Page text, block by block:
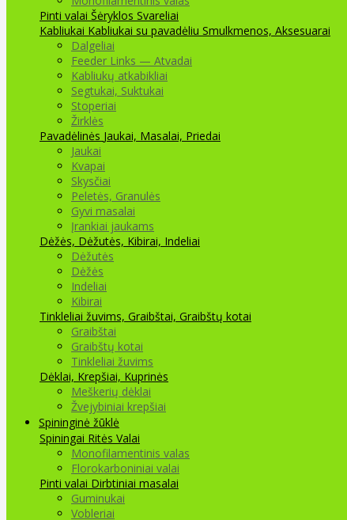
Pinti valai Šėryklos Svareliai
Kabliukai Kabliukai su pavadėliu Smulkmenos, Aksesuarai
Dalgeliai
Feeder Links — Atvadai
Kabliukų atkabikliai
Segtukai, Suktukai
Stoperiai
Žirklės
Pavadėlinės Jaukai, Masalai, Priedai
Jaukai
Kvapai
Skysčiai
Peletės, Granulės
Gyvi masalai
Įrankiai jaukams
Dėžės, Dėžutės, Kibirai, Indeliai
Dėžutės
Dėžės
Indeliai
Kibirai
Tinkleliai žuvims, Graibštai, Graibštų kotai
Graibštai
Graibštų kotai
Tinkleliai žuvims
Dėklai, Krepšiai, Kuprinės
Meškerių dėklai
Žvejybiniai krepšiai
Spininginė žūklė
Spiningai Ritės Valai
Monofilamentinis valas
Florokarboniniai valai
Pinti valai Dirbtiniai masalai
Guminukai
Vobleriai